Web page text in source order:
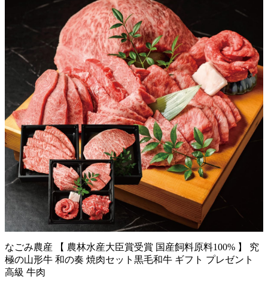
なごみ農産 【 農林水産大臣賞受賞 国産飼料原料100% 】 究
極の山形牛 和の奏 焼肉セット黒毛和牛 ギフト プレゼント
高級 牛肉